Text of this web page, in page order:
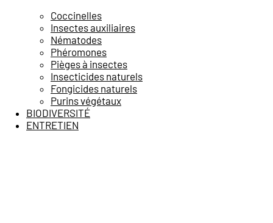
Coccinelles
Insectes auxiliaires
Nématodes
Phéromones
Pièges à insectes
Insecticides naturels
Fongicides naturels
Purins végétaux
BIODIVERSITÉ
ENTRETIEN